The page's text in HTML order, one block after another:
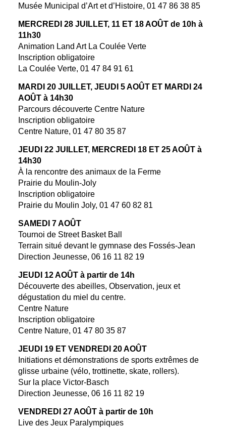
Musée Municipal d’Art et d’Histoire, 01 47 86 38 85
MERCREDI 28 JUILLET, 11 ET 18 AOÛT de 10h à
11h30
Animation Land Art La Coulée Verte
Inscription obligatoire
La Coulée Verte, 01 47 84 91 61
MARDI 20 JUILLET, JEUDI 5 AOÛT ET MARDI 24
AOÛT à 14h30
Parcours découverte Centre Nature
Inscription obligatoire
Centre Nature, 01 47 80 35 87
JEUDI 22 JUILLET, MERCREDI 18 ET 25 AOÛT à
14h30
À la rencontre des animaux de la Ferme
Prairie du Moulin-Joly
Inscription obligatoire
Prairie du Moulin Joly, 01 47 60 82 81
SAMEDI 7 AOÛT
Tournoi de Street Basket Ball
Terrain situé devant le gymnase des Fossés-Jean
Direction Jeunesse, 06 16 11 82 19
JEUDI 12 AOÛT à partir de 14h
Découverte des abeilles, Observation, jeux et
dégustation du miel du centre.
Centre Nature
Inscription obligatoire
Centre Nature, 01 47 80 35 87
JEUDI 19 ET VENDREDI 20 AOÛT
Initiations et démonstrations de sports extrêmes de
glisse urbaine (vélo, trottinette, skate, rollers).
Sur la place Victor-Basch
Direction Jeunesse, 06 16 11 82 19
VENDREDI 27 AOÛT à partir de 10h
Live des Jeux Paralympiques